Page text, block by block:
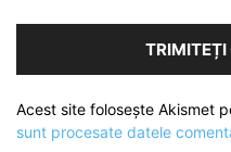
Acest site folosește Akismet
sunt procesate datele